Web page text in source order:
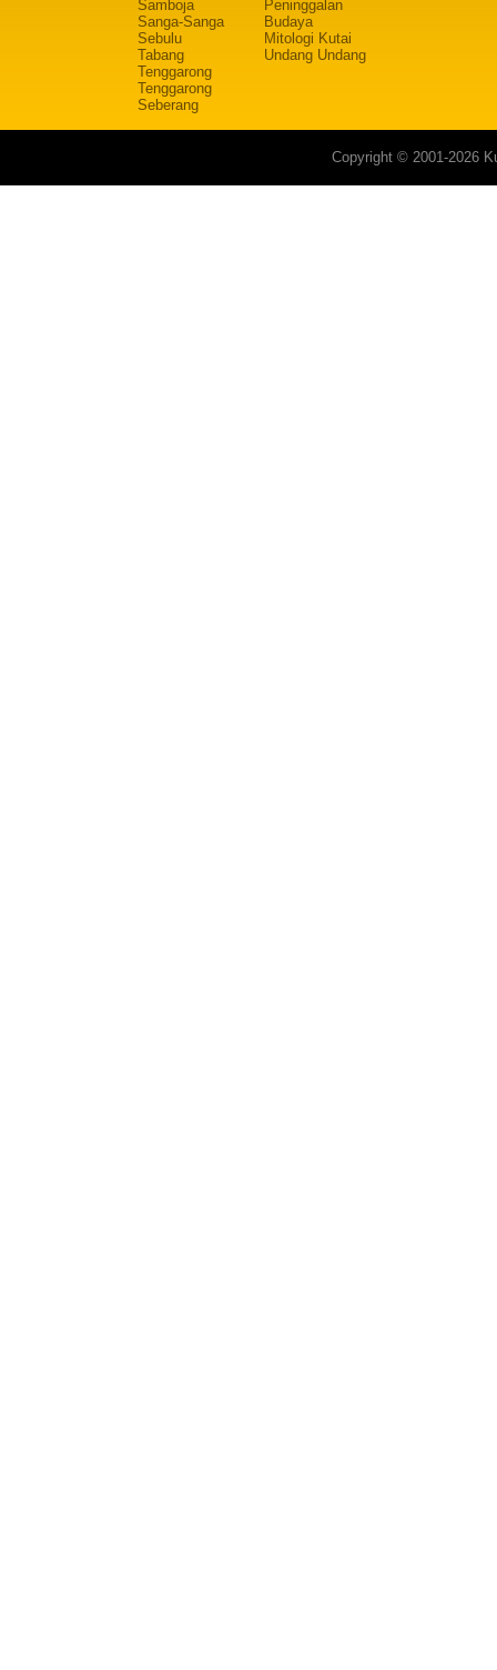
Samboja
Sanga-Sanga
Sebulu
Tabang
Tenggarong
Tenggarong
Seberang
Peninggalan
Budaya
Mitologi Kutai
Undang Undang
Copyright © 2001-2026